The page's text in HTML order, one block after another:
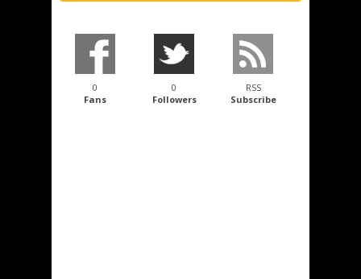
0
Fans
0
Followers
RSS
Subscribe